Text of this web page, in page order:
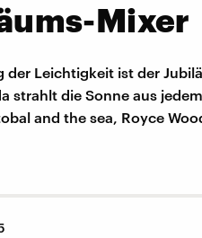
Mixer
der Leichtigkeit ist der
strahlt die Sonne aus
and the sea, Royce